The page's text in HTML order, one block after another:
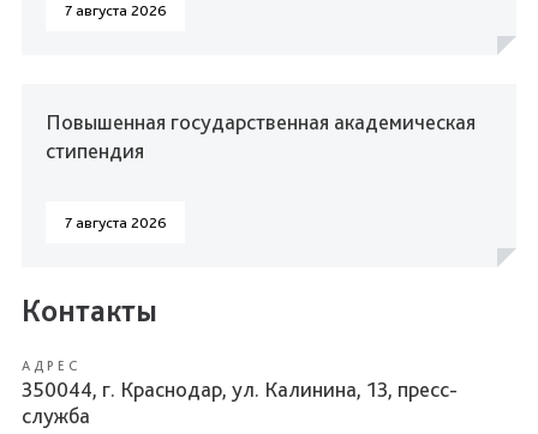
7 августа 2026
Повышенная государственная академическая
стипендия
7 августа 2026
Контакты
АДРЕС
350044, г. Краснодар, ул. Калинина, 13, пресс-
служба